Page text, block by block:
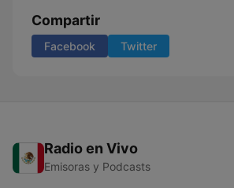
Compartir
Facebook Twitter
Radio en Vivo
Emisoras y Podcasts